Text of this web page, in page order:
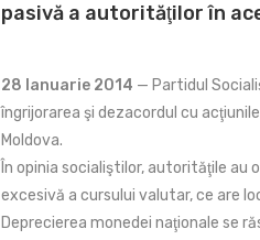
pasivă a autorităţilor în
28 Ianuarie 2014 — Partidul
îngrijorarea şi dezacordul cu
Moldova.
În opinia socialiştilor, autorităţile au
excesivă a cursului valutar, ce are
Deprecierea monedei naţionale se